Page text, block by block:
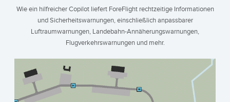
Wie ein hilfreicher Copilot liefert ForeFlight rechtzeitige Informationen
und Sicherheitswarnungen, einschließlich anpassbarer
Luftraumwarnungen, Landebahn-Annäherungswarnungen,
Flugverkehrswarnungen und mehr.